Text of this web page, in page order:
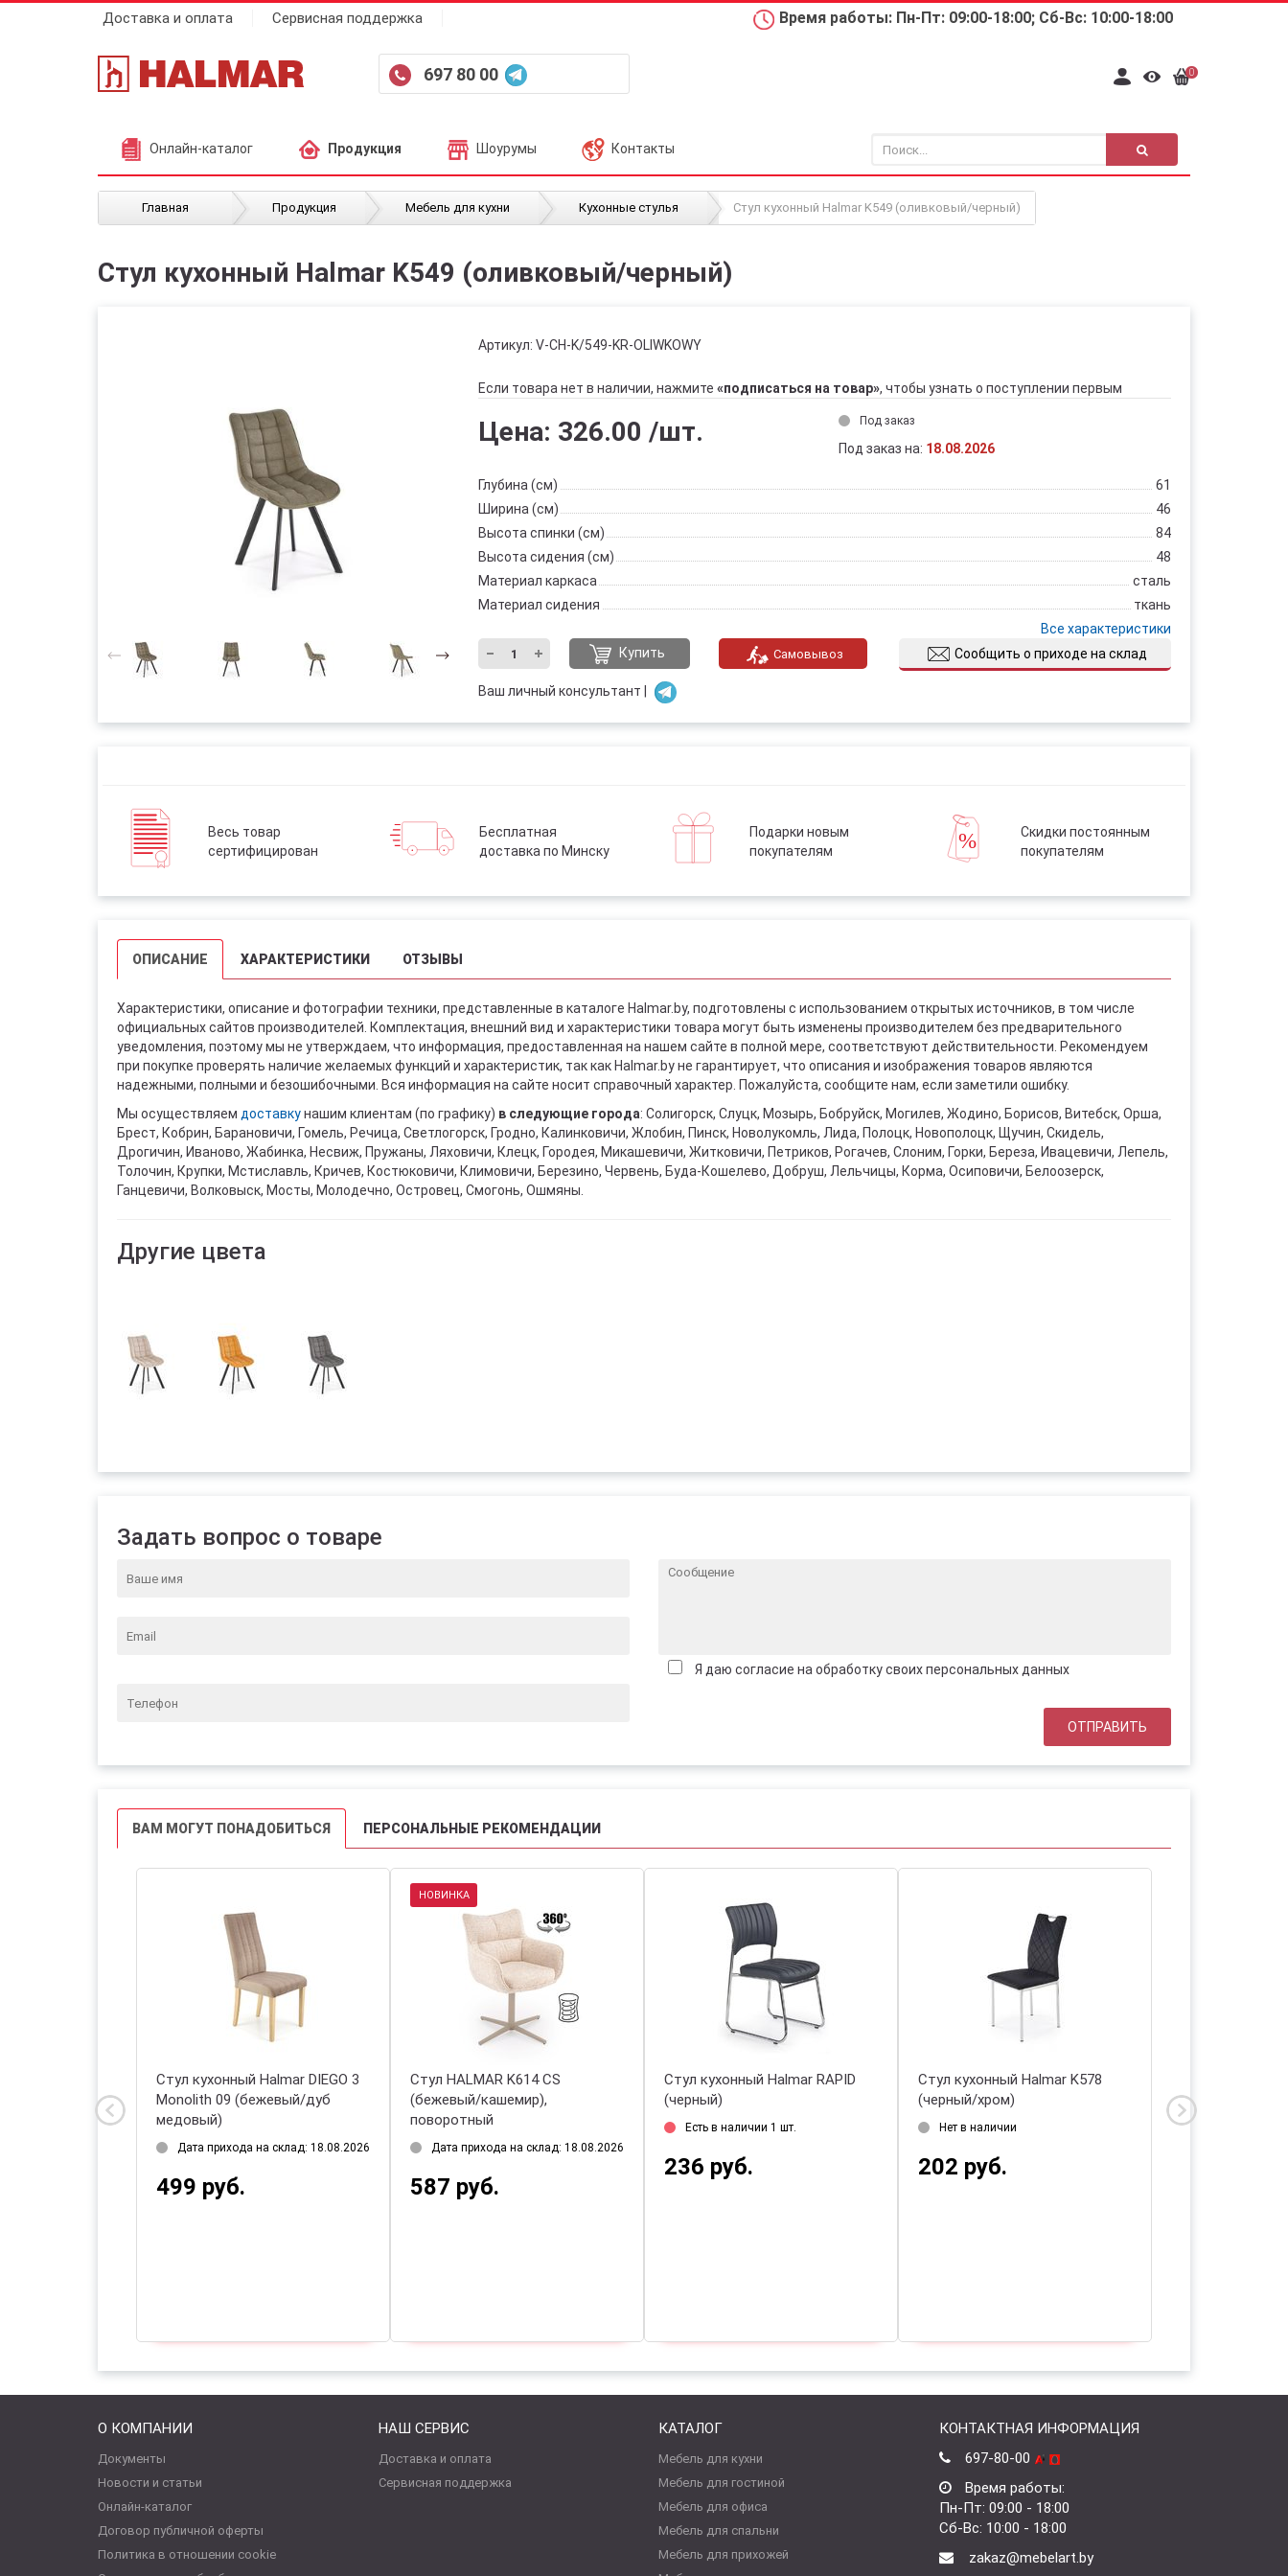
Доставка и оплата Сервисная поддержка Время работы: Пн-Пт: 09:00-18:00; Сб-Вс: 10:00-18:00
697 80 00 0
Онлайн-каталог Продукция Шоурумы Контакты
Главная / Продукция / Мебель для кухни / Кухонные стулья / Стул кухонный Halmar K549 (оливковый/черный)
Стул кухонный Halmar K549 (оливковый/черный)
Артикул: V-CH-K/549-KR-OLIWKOWY
Если товара нет в наличии, нажмите «подписаться на товар», чтобы узнать о поступлении первым
Цена: 326.00 /шт. Под заказ
Под заказ на: 18.08.2026
Глубина (см)
61
Ширина (см)
46
Высота спинки (см)
84
Высота сидения (см)
48
Материал каркаса
сталь
Материал сидения
ткань
Все характеристики
Купить
Самовывоз Сообщить о приходе на склад
Ваш личный консультант |
Весь товар
сертифицирован
Бесплатная
доставка по Минску
Подарки новым
покупателям
Скидки постоянным
покупателям
ОПИСАНИЕ ХАРАКТЕРИСТИКИ ОТЗЫВЫ
Характеристики, описание и фотографии техники, представленные в каталоге Halmar.by, подготовлены с использованием открытых источников, в том числе
официальных сайтов производителей. Комплектация, внешний вид и характеристики товара могут быть изменены производителем без предварительного
уведомления, поэтому мы не утверждаем, что информация, предоставленная на нашем сайте в полной мере, соответствуют действительности. Рекомендуем
при покупке проверять наличие желаемых функций и характеристик, так как Halmar.by не гарантирует, что описания и изображения товаров являются
надежными, полными и безошибочными. Вся информация на сайте носит справочный характер. Пожалуйста, сообщите нам, если заметили ошибку.
Мы осуществляем доставкунашим клиентам (по графику) в следующие города: Солигорск, Слуцк, Мозырь, Бобруйск, Могилев, Жодино, Борисов, Витебск, Орша,
Брест, Кобрин, Барановичи, Гомель, Речица, Светлогорск, Гродно, Калинковичи, Жлобин, Пинск, Новолукомль, Лида, Полоцк, Новополоцк, Щучин, Скидель,
Дрогичин, Иваново, Жабинка, Несвиж, Пружаны, Ляховичи, Клецк, Городея, Микашевичи, Житковичи, Петриков, Рогачев, Слоним, Горки, Береза, Ивацевичи, Лепель,
Толочин, Крупки, Мстиславль, Кричев, Костюковичи, Климовичи, Березино, Червень, Буда-Кошелево, Добруш, Лельчицы, Корма, Осиповичи, Белоозерск,
Ганцевичи, Волковыск, Мосты, Молодечно, Островец, Смогонь, Ошмяны.
Другие цвета
Задать вопрос о товаре
Я даю согласие на обработку своих персональных данных
ВАМ МОГУТ ПОНАДОБИТЬСЯ ПЕРСОНАЛЬНЫЕ РЕКОМЕНДАЦИИ
черный)
склад: 18.08.2026
Стул кухонный Halmar DIEGO 3
Monolith 09 (бежевый/дуб
медовый)
Дата прихода на склад: 18.08.2026
499 руб.
НОВИНКА
Стул HALMAR K614 CS
(бежевый/кашемир),
поворотный
Дата прихода на склад: 18.08.2026
587 руб.
Стул кухонный Halmar RAPID
(черный)
Есть в наличии 1 шт.
236 руб.
Стул кухонный Halmar K578
(черный/хром)
Нет в наличии
202 руб.
(серый/хром)
О КОМПАНИИ
Документы
Новости и статьи
Онлайн-каталог
Договор публичной оферты
Политика в отношении cookie
НАШ СЕРВИС
Доставка и оплата
Сервисная поддержка
КАТАЛОГ
Мебель для кухни
Мебель для гостиной
Мебель для офиса
Мебель для спальни
Мебель для прихожей
КОНТАКТНАЯ ИНФОРМАЦИЯ
697-80-00
Время работы:
Пн-Пт: 09:00 - 18:00
Сб-Вс: 10:00 - 18:00
zakaz@mebelart.by